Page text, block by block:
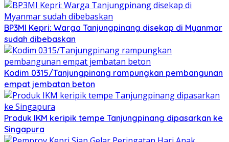
BP3MI Kepri: Warga Tanjungpinang disekap di Myanmar
sudah dibebaskan
Kodim 0315/Tanjungpinang rampungkan pembangunan
empat jembatan beton
Produk IKM keripik tempe Tanjungpinang dipasarkan ke
Singapura